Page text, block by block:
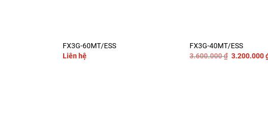
FX3G-60MT/ESS
Liên hệ
FX3G-40MT/ESS
3.600.000₫ Giá
3.200.000